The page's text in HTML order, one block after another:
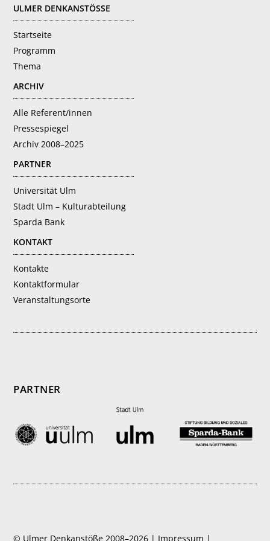
ULMER DENKANSTÖSSE
Startseite
Programm
Thema
ARCHIV
Alle Referent/innen
Pressespiegel
Archiv 2008–2025
PARTNER
Universität Ulm
Stadt Ulm – Kulturabteilung
Sparda Bank
KONTAKT
Kontakte
Kontaktformular
Veranstaltungsorte
PARTNER
© Ulmer Denkanstöße 2008–2026 | Impressum |